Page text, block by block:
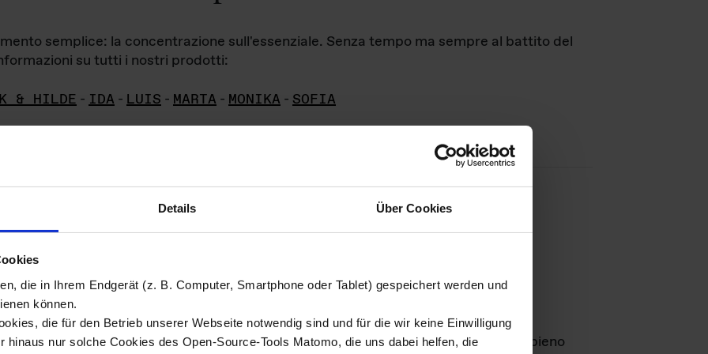
Details Über Cookies
die in Ihrem Endgerät (z. B. Computer, Smartphone oder Tablet) gespeichert werden und
können.
die für den Betrieb unserer Webseite notwendig sind und für die wir keine Einwilligung
hinaus nur solche Cookies des Open-Source-Tools Matomo, die uns dabei helfen, die
semplice: la concentrazione sull'essenziale. Senza tempo ma sempre al battito del
su tutti i nostri prodotti:
& HILDE - IDA - LUIS - MARTA - MONIKA - SOFIA
di immagini
materiale fotografico sono detenuti daDas ganze LebenGmbH e rimangono in pieno